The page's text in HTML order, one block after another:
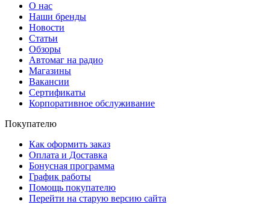
О нас
Наши бренды
Новости
Статьи
Обзоры
Автомаг на радио
Магазины
Вакансии
Сертификаты
Корпоративное обслуживание
Покупателю
Как оформить заказ
Оплата и Доставка
Бонусная программа
График работы
Помощь покупателю
Перейти на старую версию сайта